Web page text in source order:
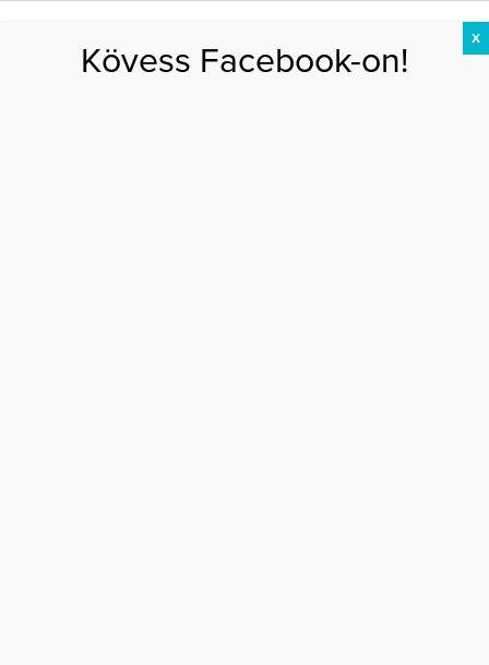
Kövess Facebook-on!
X